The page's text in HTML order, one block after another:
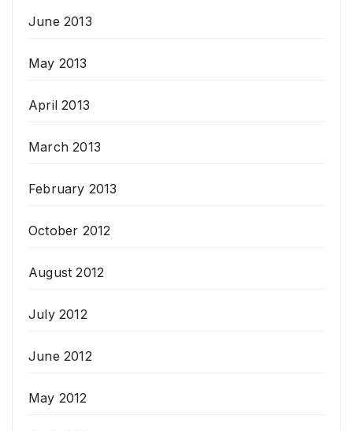
June 2013
May 2013
April 2013
March 2013
February 2013
October 2012
August 2012
July 2012
June 2012
May 2012